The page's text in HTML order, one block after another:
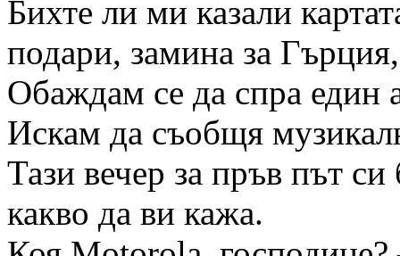
Бихте ли ми казали
подари, замина за
Обаждам се да спра един
Искам да съобщя
Тази вечер за пръв път
какво да ви кажа.